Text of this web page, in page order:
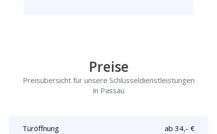
Preise
Preisübersicht für unsere Schlüsseldienstleistungen
in Passau
Türöffnung ab 34,- €